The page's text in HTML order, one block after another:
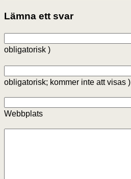
Lämna ett svar
obligatorisk )
obligatorisk; kommer inte att visas )
Webbplats